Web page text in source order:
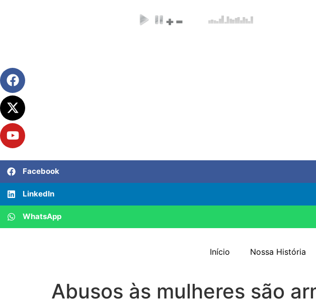
Facebook
LinkedIn
WhatsApp
Início Nossa História
Abusos às mulheres são